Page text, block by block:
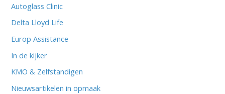
Autoglass Clinic
Delta Lloyd Life
Europ Assistance
In de kijker
KMO & Zelfstandigen
Nieuwsartikelen in opmaak